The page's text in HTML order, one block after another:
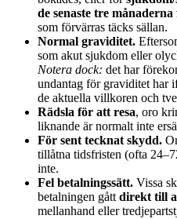
de senaste tre månaderna
som förvärras täcks sällan.
Normal graviditet.
som akut sjukdom eller
Notera dock: det har
undantag för graviditet har
de aktuella villkoren och
Rädsla för att resa, oro
liknande är normalt inte
För sent tecknat skydd.
tillåtna tidsfristen (ofta
inte.
Fel betalningssätt. Vissa
betalningen gått direkt till
mellanhand eller